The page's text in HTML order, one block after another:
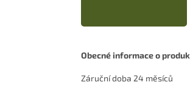
Obecné informace o
Záruční doba 24 měsíců